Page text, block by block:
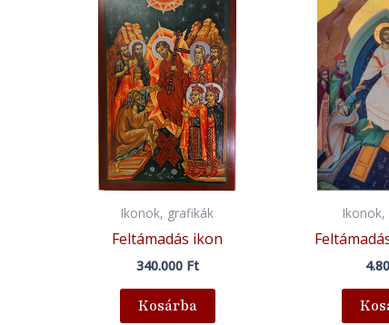
Ikonok, grafikák
Feltámadás ikon
340.000 Ft
Kosárba